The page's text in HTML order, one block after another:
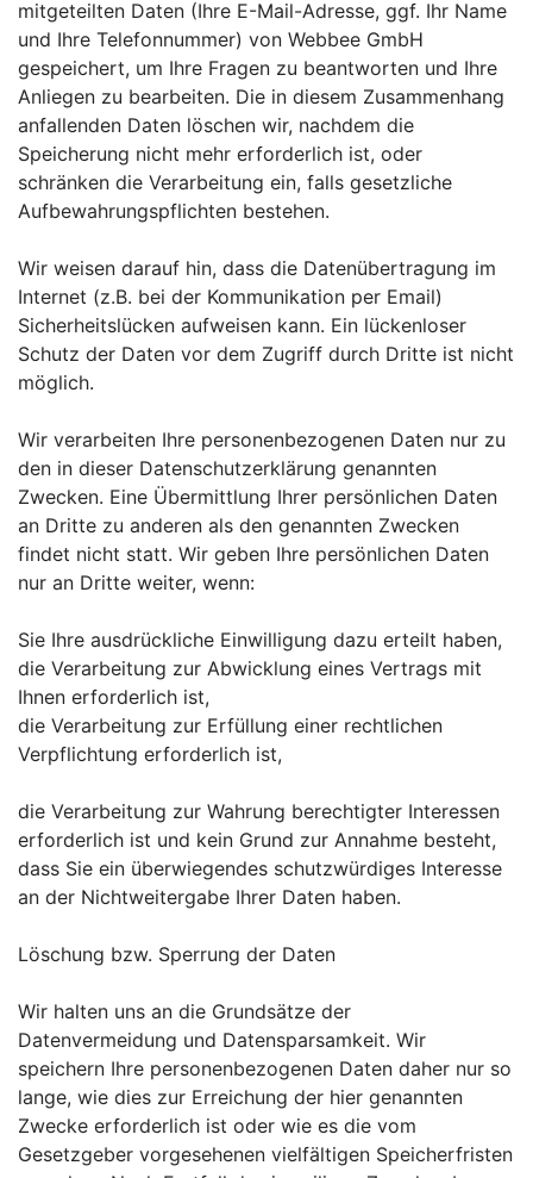
mitgeteilten Daten (Ihre E-Mail-Adresse, ggf. Ihr Name
und Ihre Telefonnummer) von Webbee GmbH
gespeichert, um Ihre Fragen zu beantworten und Ihre
Anliegen zu bearbeiten. Die in diesem Zusammenhang
anfallenden Daten löschen wir, nachdem die
Speicherung nicht mehr erforderlich ist, oder
schränken die Verarbeitung ein, falls gesetzliche
Aufbewahrungspflichten bestehen.
Wir weisen darauf hin, dass die Datenübertragung im
Internet (z.B. bei der Kommunikation per Email)
Sicherheitslücken aufweisen kann. Ein lückenloser
Schutz der Daten vor dem Zugriff durch Dritte ist nicht
möglich.
Wir verarbeiten Ihre personenbezogenen Daten nur zu
den in dieser Datenschutzerklärung genannten
Zwecken. Eine Übermittlung Ihrer persönlichen Daten
an Dritte zu anderen als den genannten Zwecken
findet nicht statt. Wir geben Ihre persönlichen Daten
nur an Dritte weiter, wenn:
Sie Ihre ausdrückliche Einwilligung dazu erteilt haben,
die Verarbeitung zur Abwicklung eines Vertrags mit
Ihnen erforderlich ist,
die Verarbeitung zur Erfüllung einer rechtlichen
Verpflichtung erforderlich ist,
die Verarbeitung zur Wahrung berechtigter Interessen
erforderlich ist und kein Grund zur Annahme besteht,
dass Sie ein überwiegendes schutzwürdiges Interesse
an der Nichtweitergabe Ihrer Daten haben.
Löschung bzw. Sperrung der Daten
Wir halten uns an die Grundsätze der
Datenvermeidung und Datensparsamkeit. Wir
speichern Ihre personenbezogenen Daten daher nur so
lange, wie dies zur Erreichung der hier genannten
Zwecke erforderlich ist oder wie es die vom
Gesetzgeber vorgesehenen vielfältigen Speicherfristen